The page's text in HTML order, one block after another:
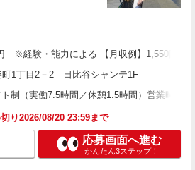
※経験・能力による 【月収例】1,550円×7
町1丁目2－2 日比谷シャンテ1F
制（実働7.5時間／休憩1.5時間）営業時間
り2026/08/20 23:59まで
応募画面へ進む
かんたん3ステップ！